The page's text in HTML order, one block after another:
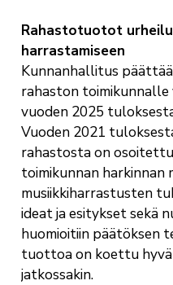
Rahastotuotot
harrastamiseen
Kunnanhallitus
rahaston
vuoden 2025
Vuoden 2021
rahastosta on
toimikunnan harkinnan
musiikkiharrastusten
ideat ja esitykset sekä
huomioitiin päätöksen
tuottoa on koettu
jatkossakin.